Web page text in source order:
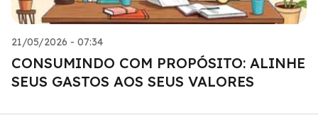
21/05/2026 - 07:34
CONSUMINDO COM PROPÓSITO: ALINHE
SEUS GASTOS AOS SEUS VALORES